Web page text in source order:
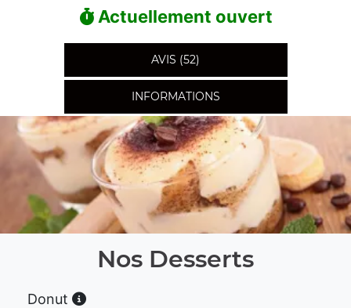
Actuellement ouvert
AVIS (52)
INFORMATIONS
Nos Desserts
Donut